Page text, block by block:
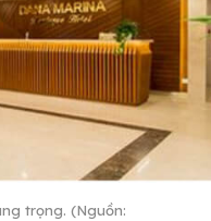
trọng. (Nguồn: